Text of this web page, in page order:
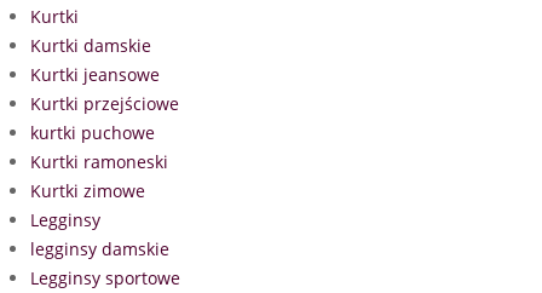
Kurtki
Kurtki damskie
Kurtki jeansowe
Kurtki przejściowe
kurtki puchowe
Kurtki ramoneski
Kurtki zimowe
Legginsy
legginsy damskie
Legginsy sportowe